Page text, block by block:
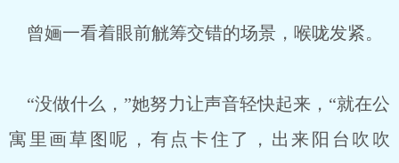
曾婳一看着眼前觥筹交错的场景，喉咙发紧。
“没做什么，”她努力让声音轻快起来，“就在公
寓里画草图呢，有点卡住了，出来阳台吹吹